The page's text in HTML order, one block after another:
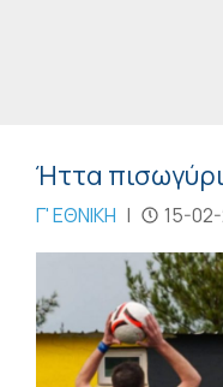
Ήττα
Γ' ΕΘΝΙΚΗ | 15-